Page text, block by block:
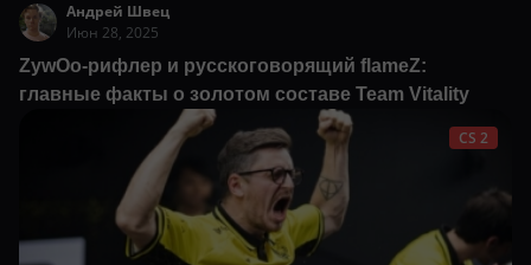
Андрей Швец
Июн 28, 2025
ZywOo-рифлер и русскоговорящий flameZ:
главные факты о золотом составе Team Vitality
CS 2